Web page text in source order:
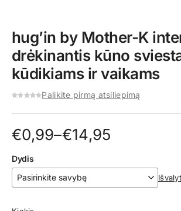
hug’in by Mother-K
drėkinantis kūno
kūdikiams ir vaikams
Palikite pirmą atsiliepimą
€0,99–€14,95
Price
range:
€0,99
through
€14,95
Dydis